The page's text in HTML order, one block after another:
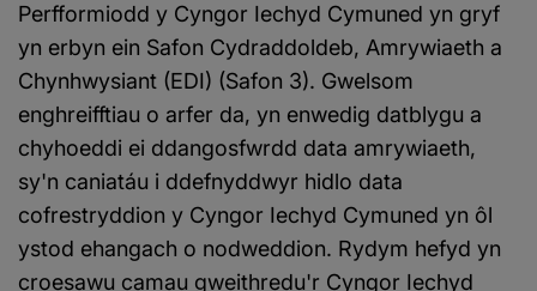
Perfformiodd y Cyngor Iechyd Cymuned yn gryf
yn erbyn ein Safon Cydraddoldeb, Amrywiaeth a
Chynhwysiant (EDI) (Safon 3). Gwelsom
enghreifftiau o arfer da, yn enwedig datblygu a
chyhoeddi ei ddangosfwrdd data amrywiaeth,
sy'n caniatáu i ddefnyddwyr hidlo data
cofrestryddion y Cyngor Iechyd Cymuned yn ôl
ystod ehangach o nodweddion. Rydym hefyd yn
croesawu camau gweithredu'r Cyngor Iechyd